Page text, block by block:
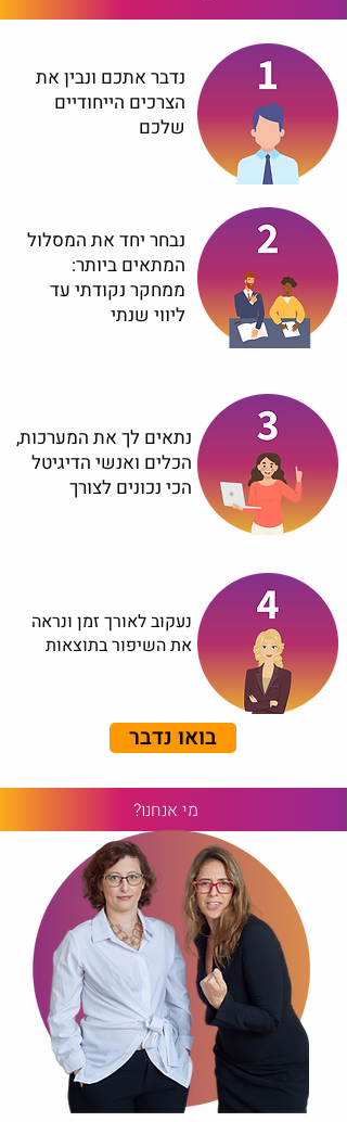
נדבר אתכם ונבין את
הצרכים הייחודיים
שלכם
נבחר יחד את המסלול
המתאים ביותר:
ממחקר נקודתי עד
ליווי שנתי
נתאים לך את המערכות,
הכלים ואנשי הדיגיטל
הכי נכונים לצורך
נעקוב לאורך זמן ונראה
את השיפור בתוצאות
בואו נדבר
מי אנחנו?